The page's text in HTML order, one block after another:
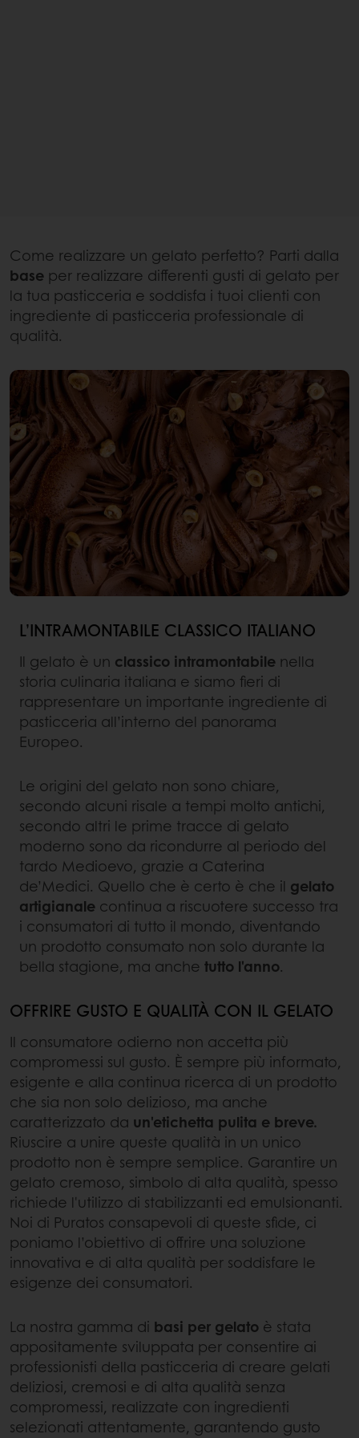
Come realizzare un gelato perfetto? Parti dalla
base per realizzare differenti gusti di gelato per
la tua pasticceria e soddisfa i tuoi clienti con
ingrediente di pasticceria professionale di
qualità.
L’INTRAMONTABILE CLASSICO ITALIANO
Il gelato è un classico intramontabile nella
storia culinaria italiana e siamo fieri di
rappresentare un importante ingrediente di
pasticceria all’interno del panorama
Europeo.
Le origini del gelato non sono chiare,
secondo alcuni risale a tempi molto antichi,
secondo altri le prime tracce di gelato
moderno sono da ricondurre al periodo del
tardo Medioevo, grazie a Caterina
de’Medici. Quello che è certo è che il gelato
artigianale continua a riscuotere successo tra
i consumatori di tutto il mondo, diventando
un prodotto consumato non solo durante la
bella stagione, ma anche tutto l'anno.
OFFRIRE GUSTO E QUALITÀ CON IL GELATO
Il consumatore odierno non accetta più
compromessi sul gusto. È sempre più informato,
esigente e alla continua ricerca di un prodotto
che sia non solo delizioso, ma anche
caratterizzato da un'etichetta pulita e breve.
Riuscire a unire queste qualità in un unico
prodotto non è sempre semplice. Garantire un
gelato cremoso, simbolo di alta qualità, spesso
richiede l'utilizzo di stabilizzanti ed emulsionanti.
Noi di Puratos consapevoli di queste sfide, ci
poniamo l’obiettivo di offrire una soluzione
innovativa e di alta qualità per soddisfare le
esigenze dei consumatori.
La nostra gamma di basi per gelato è stata
appositamente sviluppata per consentire ai
professionisti della pasticceria di creare gelati
deliziosi, cremosi e di alta qualità senza
compromessi, realizzate con ingredienti
selezionati attentamente, garantendo gusto